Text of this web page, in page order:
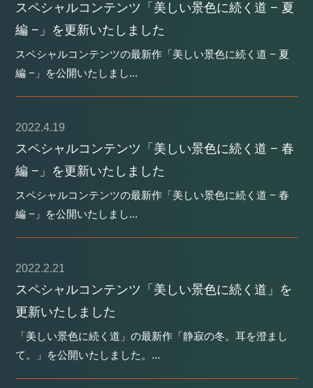
スペシャルコンテンツ「美しい景色に続く道 − 夏
編 −」を更新いたしました
スペシャルコンテンツの最新作「美しい景色に続く道 − 夏
編 −」を公開いたしまし...
2022.4.19
スペシャルコンテンツ「美しい景色に続く道 − 春
編 −」を更新いたしました
スペシャルコンテンツの最新作「美しい景色に続く道 − 春
編 −」を公開いたしまし...
2022.2.21
スペシャルコンテンツ「美しい景色に続く道」を
更新いたしました
「美しい景色に続く道」の最新作「静寂の冬。耳を澄まし
て。」を公開いたしました。...